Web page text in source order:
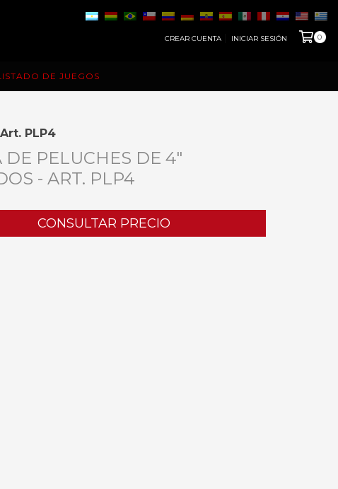
CREAR CUENTA INICIAR SESIÓN 0
DE JUEGOS
PLP4
DE PELUCHES DE 4"
- ART. PLP4